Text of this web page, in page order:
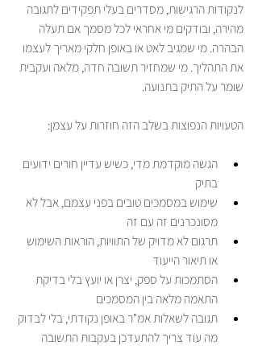
לנקודות הרגישות, מסדרים בעלי תפקידים לתגובה
מהירה, ובודקים מי אחראי לכל מסמך אם תעלה
הבהרה. מי שמגיב לאט או באופן חלקי מאריך לעצמו
את התהליך. מי שמחזיר תשובה חדה, מלאה ועקבית
שומר על התיק בתנועה.
הטעויות הנפוצות בשלב הזה חוזרות על עצמן:
הגשה מוקדמת מדי, כשיש עדיין חורים ידועים
בתיק
שימוש במסמכים טובים בפני עצמם, אבל לא
מסונכרנים זה עם זה
תרגום לא מדויק של התוויות, הוראות השימוש
או תיאור הייעוד
הסתמכות על ספק, יצרן או יועץ בלי בדיקת
התאמה מלאה בין המסמכים
תגובה לשאלות אמ"ר באופן נקודתי, בלי לבדוק
מה עוד צריך להתעדכן בעקבות התשובה